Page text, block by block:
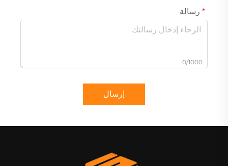
رسالة
0/1000
إرسال